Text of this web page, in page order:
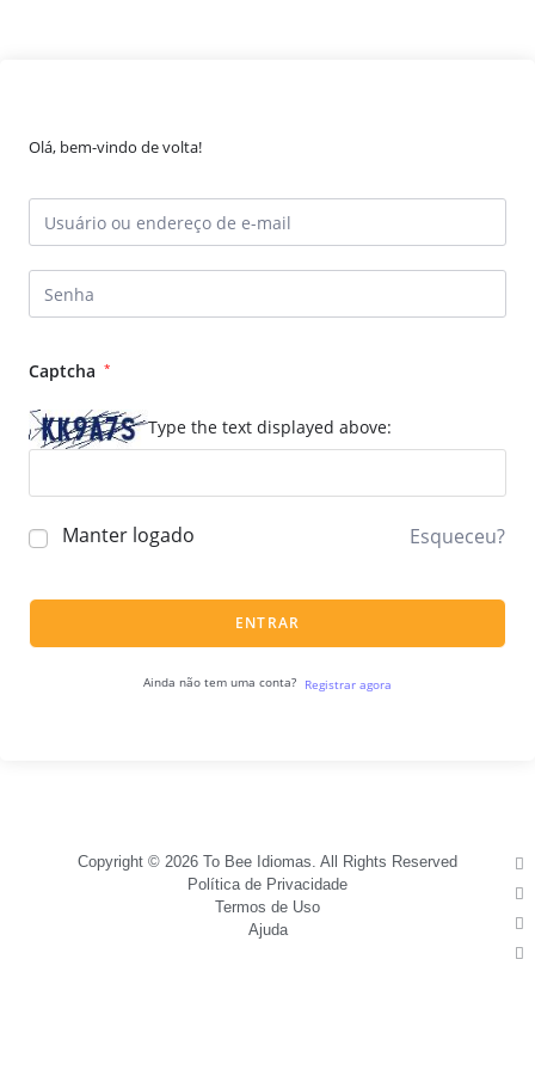
Olá, bem-vindo de volta!
Captcha *
Type the text displayed above:
Manter logado Esqueceu?
ENTRAR
Ainda não tem uma conta? Registrar agora
Copyright © 2026 To Bee Idiomas. All Rights Reserved
Política de Privacidade
Termos de Uso
Ajuda